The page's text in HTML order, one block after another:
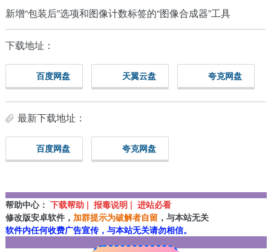
新增“包装后”选项和图像计数标签的“图像合成器”工具
下载地址：
百度网盘 天翼云盘 夸克网盘
最新下载地址：
百度网盘 夸克网盘
帮助中心： 下载帮助 | 报毒说明 | 进站必看
修改版安卓软件， 加群提示为破解者自留 ，与本站无关
软件内任何收费广告宣传，与本站无关请勿相信。